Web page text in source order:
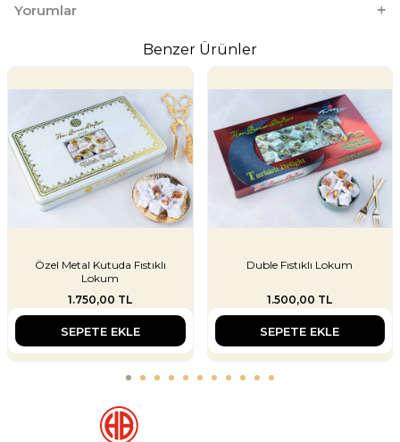
Yorumlar
Benzer Ürünler
Özel Metal Kutuda Fıstıklı
Lokum
1.750,00 TL
SEPETE EKLE
Duble Fıstıklı Lokum
1.500,00 TL
SEPETE EKLE